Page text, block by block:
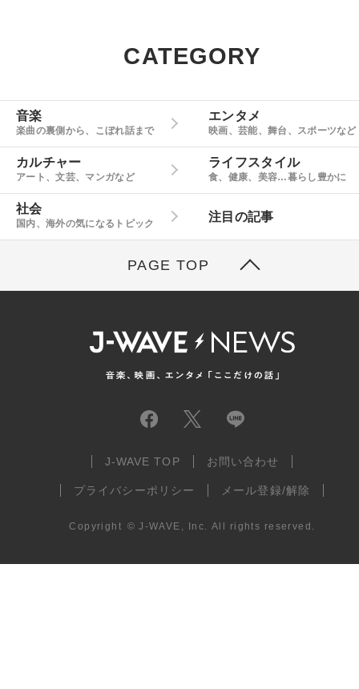
CATEGORY
音楽
楽曲の裏側から、こぼれ話まで
エンタメ
映画、芸能、舞台、スポーツなど
カルチャー
アート、文芸、マンガなど
ライフスタイル
食、健康、美容…暮らし豊かに
社会
国内、海外の気になるトピック
注目の記事
PAGE TOP
J-WAVE TOP お問い合わせ
プライバシーポリシー メール登録/解除
Copyright © J-WAVE, Inc. All rights reserved.